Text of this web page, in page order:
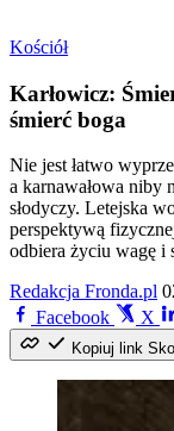
Kościół
Karłowicz:
śmierć boga
Nie jest łatwo
a karnawałowa niby
słodyczy. Letejska
perspektywą
odbiera życiu wagę i
Redakcja Fronda.pl
Facebook
X
Kopiuj link